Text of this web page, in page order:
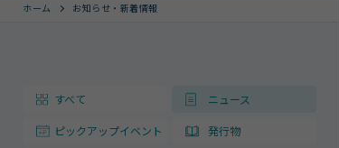
営業・イベントスケジュール
入館チケット
ホーム お知らせ・新着情報
すべて ニュース
ピックアップイベント 発行物